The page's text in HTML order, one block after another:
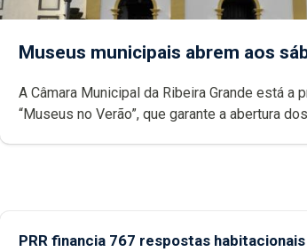
Museus municipais abrem aos
A Câmara Municipal da Ribeira Grande está a
“Museus no Verão”, que garante a abertura
PRR financia 767 respostas